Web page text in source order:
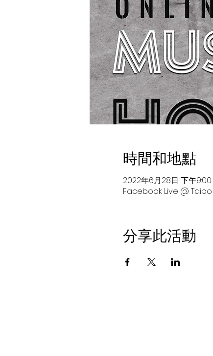
時間和地點
2022年6月28日 下午9:00
Facebook Live @ Taipo
分享此活動